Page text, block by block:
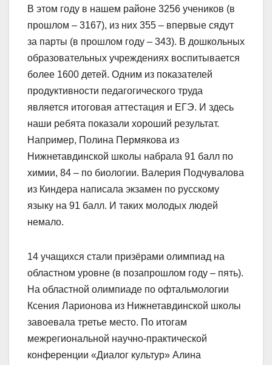
В этом году в нашем районе 3256 учеников (в
прошлом – 3167), из них 355 – впервые сядут
за парты (в прошлом году – 343). В дошкольных
образовательных учреждениях воспитывается
более 1600 детей. Одним из показателей
продуктивности педагогического труда
является итоговая аттестация и ЕГЭ. И здесь
наши ребята показали хороший результат.
Например, Полина Пермякова из
Нижнетавдинской школы набрала 91 балл по
химии, 84 – по биологии. Валерия Подчувалова
из Киндера написала экзамен по русскому
языку на 91 балл. И таких молодых людей
немало.
14 учащихся стали призёрами олимпиад на
областном уровне (в позапрошлом году – пять).
На областной олимпиаде по офтальмологии
Ксения Ларионова из Нижнетавдинской школы
завоевала третье место. По итогам
межрегиональной научно-практической
конференции «Диалог культур» Алина